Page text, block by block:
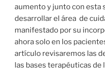
aumento y junto con esta
desarrollar el área de
manifestado por su
ahora solo en los
artículo revisaremos las
las bases terapéuticas de